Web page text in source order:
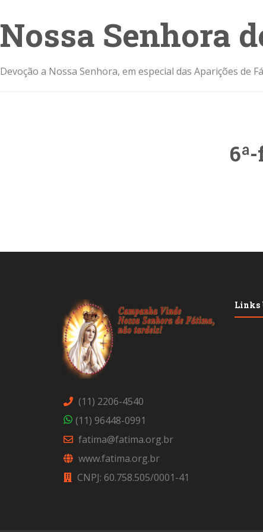
Nossa Senhora
Devoção a Nossa Senhora, em especial das Aparições de
(11) 2206-4540
(11) 96448-0991
fatima@fatima.org.br
www.fatima.org.br
CNPJ: 60.758.505/0001-41
Links